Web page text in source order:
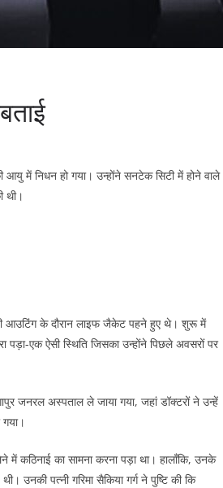
में निधन हो गया। उन्होंने सनटेक सिटी में होने वाले
थी।
आउटिंग के दौरान लाइफ जैकेट पहने हुए थे। शुरू में
पड़ा-एक ऐसी स्थिति जिसका उन्होंने पिछले अवसरों पर
जनरल अस्पताल ले जाया गया, जहां डॉक्टरों ने उन्हें
में कठिनाई का सामना करना पड़ा था। हालाँकि, उनके
उनकी पत्नी गरिमा सैकिया गर्ग ने पुष्टि की कि